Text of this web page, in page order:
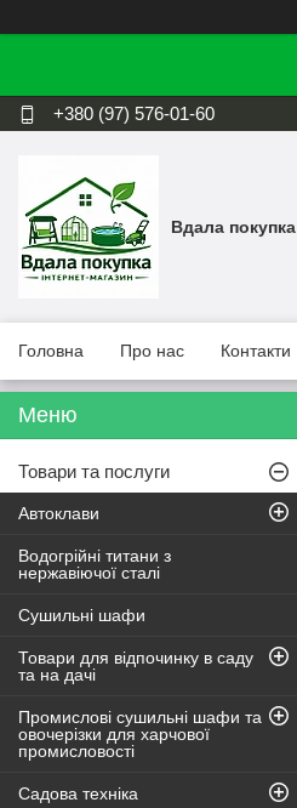
+380 (97) 576-01-60
Вдала покупка
Головна Про нас Контакти
Товари та послуги
Автоклави
Водогрійні титани з
нержавіючої сталі
Сушильні шафи
Товари для відпочинку в саду
та на дачі
Промислові сушильні шафи та
овочерізки для харчової
промисловості
Садова техніка